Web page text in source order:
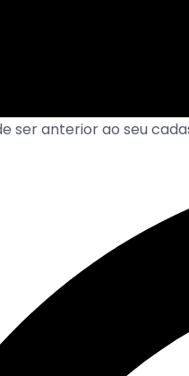
ser anterior ao seu